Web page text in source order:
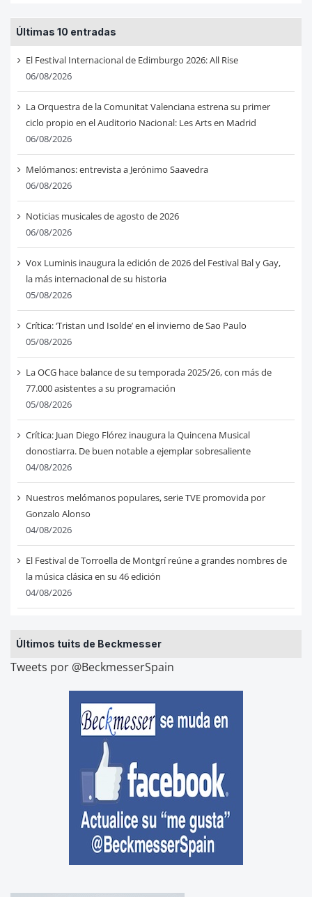
Últimas 10 entradas
El Festival Internacional de Edimburgo 2026: All Rise
06/08/2026
La Orquestra de la Comunitat Valenciana estrena su primer
ciclo propio en el Auditorio Nacional: Les Arts en Madrid
06/08/2026
Melómanos: entrevista a Jerónimo Saavedra
06/08/2026
Noticias musicales de agosto de 2026
06/08/2026
Vox Luminis inaugura la edición de 2026 del Festival Bal y Gay,
la más internacional de su historia
05/08/2026
Crítica: ‘Tristan und Isolde’ en el invierno de Sao Paulo
05/08/2026
La OCG hace balance de su temporada 2025/26, con más de
77.000 asistentes a su programación
05/08/2026
Crítica: Juan Diego Flórez inaugura la Quincena Musical
donostiarra. De buen notable a ejemplar sobresaliente
04/08/2026
Nuestros melómanos populares, serie TVE promovida por
Gonzalo Alonso
04/08/2026
El Festival de Torroella de Montgrí reúne a grandes nombres de
la música clásica en su 46 edición
04/08/2026
Últimos tuits de Beckmesser
Tweets por @BeckmesserSpain